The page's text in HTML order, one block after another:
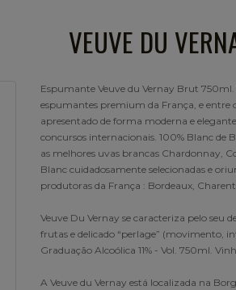
VEUVE DU
Espumante Veuve du Vernay Brut
espumantes premium da França, e entre
apresentado de forma moderna e
concursos internacionais. 100% Blanc de
as melhores uvas brancas Chardonnay,
Blanc cuidadosamente selecionadas e
produtoras da França : Bordeaux,
Veuve Du Vernay se caracteriza pelo seu
frutas e delicado “perlage” (movimento,
Graduação Alcoólica 11% - Vol. 750ml.
A Veuve du Vernay está localizada na